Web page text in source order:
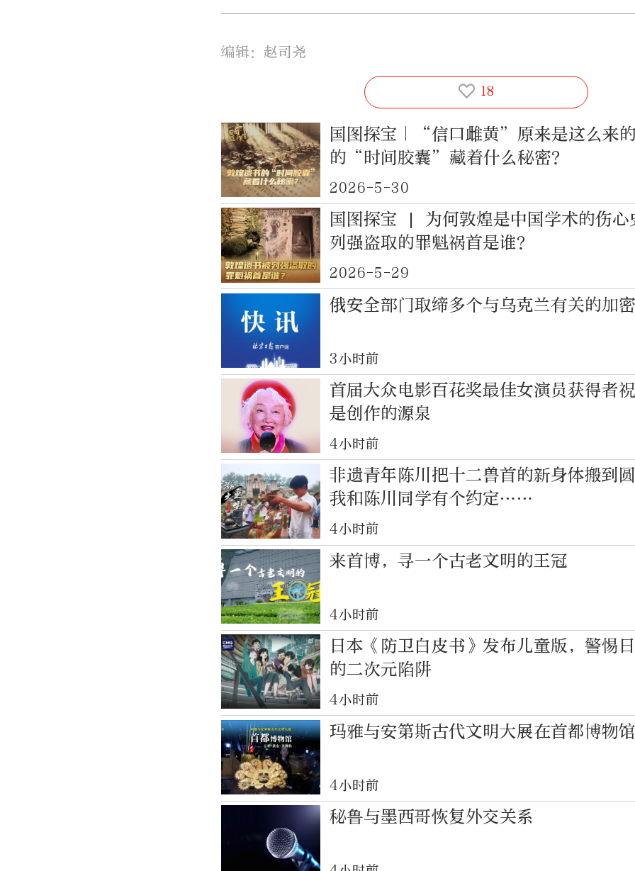
编辑：赵司尧
18
国图探宝｜“信口雌黄”原来是这么来
的“时间胶囊”藏着什么秘密？
2026-5-30
国图探宝 | 为何敦煌是中国学术的伤心
列强盗取的罪魁祸首是谁？
2026-5-29
俄安全部门取缔多个与乌克兰有关的加
3小时前
首届大众电影百花奖最佳女演员获得者
是创作的源泉
4小时前
非遗青年陈川把十二兽首的新身体搬到
我和陈川同学有个约定……
4小时前
来首博，寻一个古老文明的王冠
4小时前
日本《防卫白皮书》发布儿童版，警惕
的二次元陷阱
4小时前
玛雅与安第斯古代文明大展在首都博物
4小时前
秘鲁与墨西哥恢复外交关系